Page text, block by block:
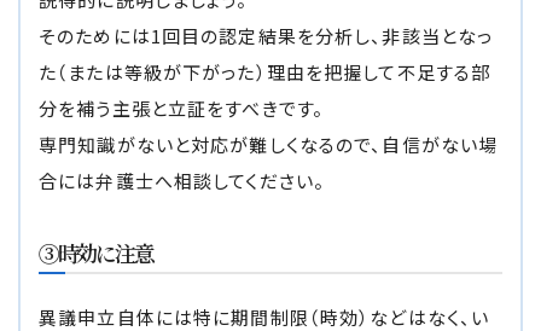
そのためには1回目の認定結果を分析し、非該当となっ
た（または等級が下がった）理由を把握して不足する部
分を補う主張と立証をすべきです。
専門知識がないと対応が難しくなるので、自信がない場
合には弁護士へ相談してください。
③時効に注意
異議申立自体には特に期間制限（時効）などはなく、い